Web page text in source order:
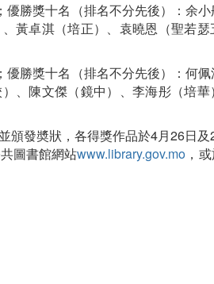
勝獎十名（排名不分先後）：余小
黃卓淇（培正）、袁曉恩（聖若
勝獎十名（排名不分先後）：何佩
、陳文傑（鏡中）、李海彤（培
發奬狀，各得獎作品於4月26日
圖書館網站www.library.gov.mo ，